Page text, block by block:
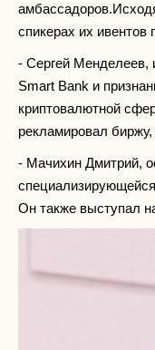
спикерах их
- Сергей Менделеев,
Smart Bank и
криптовалютной
рекламировал
- Мачихин Дмитрий,
Он также выступал